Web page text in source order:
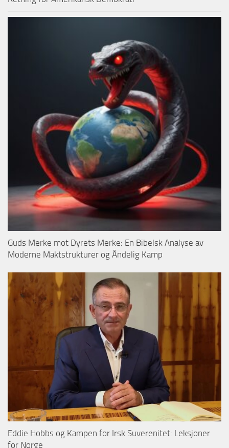
Guds Merke mot Dyrets Merke: En Bibelsk Analyse av
Moderne Maktstrukturer og Åndelig Kamp
Eddie Hobbs og Kampen for Irsk Suverenitet: Leksjoner
for Norge